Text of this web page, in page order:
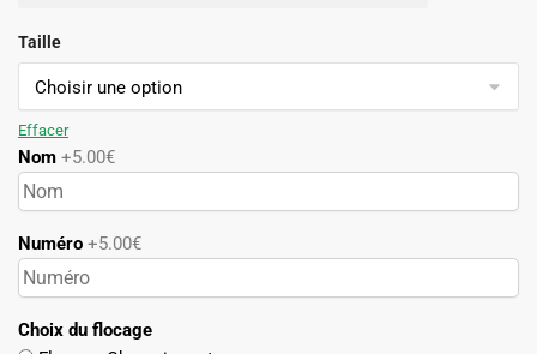
94.90€.49.90€.
Taille
Effacer
Nom +5.00€
Numéro +5.00€
Choix du flocage